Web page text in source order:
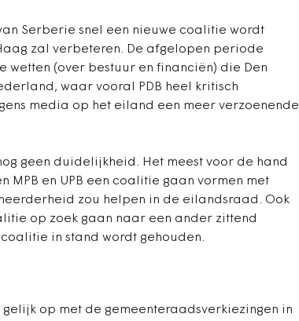
Serberie snel een nieuwe coalitie wordt
zal verbeteren. De afgelopen periode
wetten (over bestuur en financiën) die Den
waar vooral PDB heel kritisch
media op het eiland een meer verzoenende
geen duidelijkheid. Het meest voor de hand
en UPB een coalitie gaan vormen met
zou helpen in de eilandsraad. Ook
op zoek gaan naar een ander zittend
in stand wordt gehouden.
op met de gemeenteraadsverkiezingen in